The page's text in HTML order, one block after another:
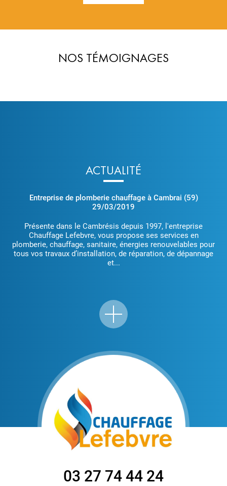
NOS TÉMOIGNAGES
ACTUALITÉ
Entreprise de plomberie chauffage à Cambrai (59)
29/03/2019
Présente dans le Cambrésis depuis 1997, l'entreprise
Chauffage Lefebvre, vous propose ses services en
plomberie, chauffage, sanitaire, énergies renouvelables pour
tous vos travaux d’installation, de réparation, de dépannage
et...
03 27 74 44 24